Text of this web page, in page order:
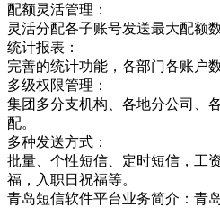
配额灵活管理：
灵活分配各子账号发送最大配额数
统计报表：
完善的统计功能，各部门各账户
多级权限管理：
集团多分支机构、各地分公司、
配。
多种发送方式：
批量、个性短信、定时短信，工
福，入职日祝福等。
青岛短信软件平台业务简介：青